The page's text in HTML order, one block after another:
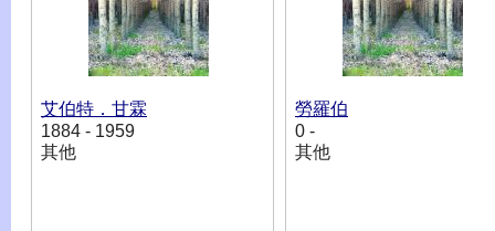
艾伯特．甘霖
1884 - 1959
其他
勞羅伯
0 -
其他